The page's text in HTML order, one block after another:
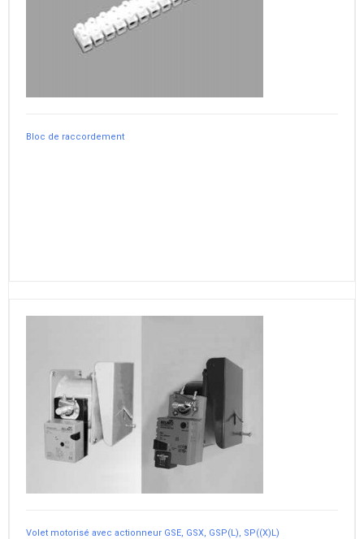
Bloc de raccordement
Volet motorisé avec actionneur GSE, GSX, GSP(L), SP((X)L)